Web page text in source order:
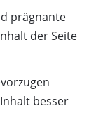
prägnante
der Seite
besser